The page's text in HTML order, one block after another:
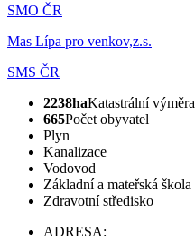
SMO ČR
Mas Lípa pro venkov,z.s.
SMS ČR
2238haKatastrální výměra
665Počet obyvatel
Plyn
Kanalizace
Vodovod
Základní a mateřská škola
Zdravotní středisko
ADRESA: